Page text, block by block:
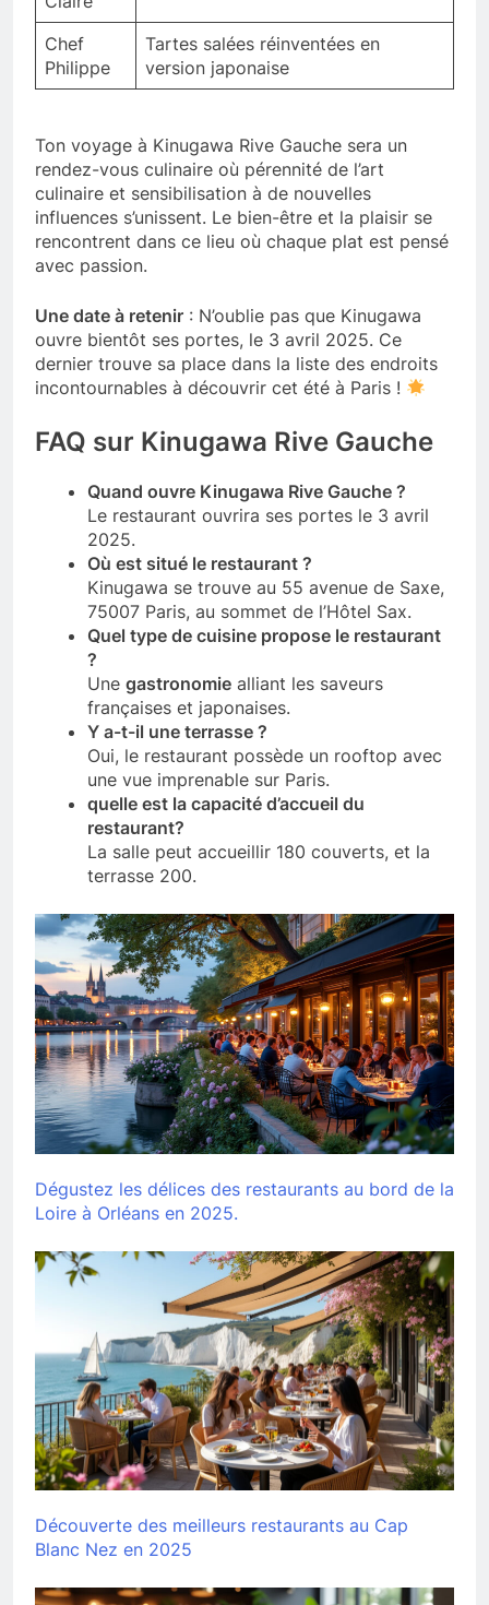
Chef
Philippe
Tartes salées réinventées en
version japonaise
Ton voyage à Kinugawa Rive Gauche sera un
rendez-vous culinaire où pérennité de l’art
culinaire et sensibilisation à de nouvelles
influences s’unissent. Le bien-être et la plaisir se
rencontrent dans ce lieu où chaque plat est pensé
avec passion.
Une date à retenir : N’oublie pas que Kinugawa
ouvre bientôt ses portes, le 3 avril 2025. Ce
dernier trouve sa place dans la liste des endroits
incontournables à découvrir cet été à Paris !
FAQ sur Kinugawa Rive Gauche
Quand ouvre Kinugawa Rive Gauche ?
Le restaurant ouvrira ses portes le 3 avril
2025.
Où est situé le restaurant ?
Kinugawa se trouve au 55 avenue de Saxe,
75007 Paris, au sommet de l’Hôtel Sax.
Quel type de cuisine propose le restaurant
?
Une gastronomie alliant les saveurs
françaises et japonaises.
Y a-t-il une terrasse ?
Oui, le restaurant possède un rooftop avec
une vue imprenable sur Paris.
quelle est la capacité d’accueil du
restaurant?
La salle peut accueillir 180 couverts, et la
terrasse 200.
Dégustez les délices des restaurants au bord de la
Loire à Orléans en 2025.
Découverte des meilleurs restaurants au Cap
Blanc Nez en 2025